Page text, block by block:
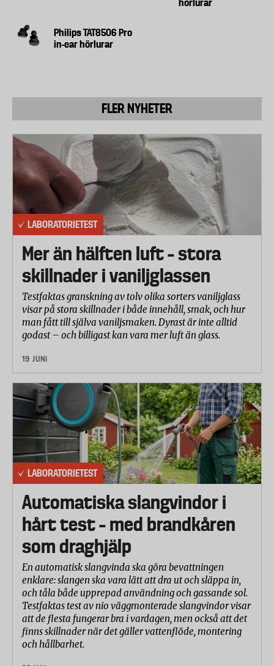
Philips TAT8506 Pro
in-ear hörlurar
FLER NYHETER
LABORATORIETEST
Mer än hälften luft – stora
skillnader i vaniljglassen
Testfaktas granskning av tolv olika sorters vaniljglass
visar på stora skillnader i både innehåll, smak, och hur
man fått till själva vaniljsmaken. Dyrast är inte alltid
godast – och billigast kan vara mer luft än glass.
19 JUNI
LABORATORIETEST
Automatiska slangvindor i
hårt test – med brandkåren
som draghjälp
En automatisk slangvinda ska göra bevattningen
enklare: slangen ska vara lätt att dra ut och släppa in,
och tåla både upprepad användning och gassande sol.
Testfaktas test av nio väggmonterade slangvindor visar
att de flesta fungerar bra i vardagen, men också att det
finns skillnader när det gäller vattenflöde, montering
och hållbarhet.